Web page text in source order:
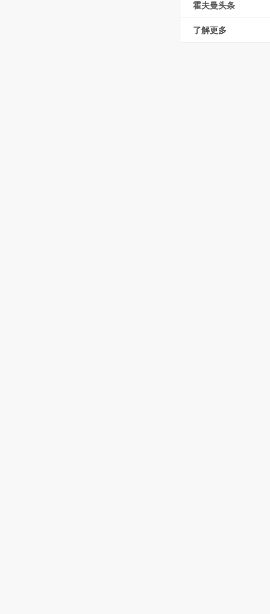
霍夫曼头条
了解更多